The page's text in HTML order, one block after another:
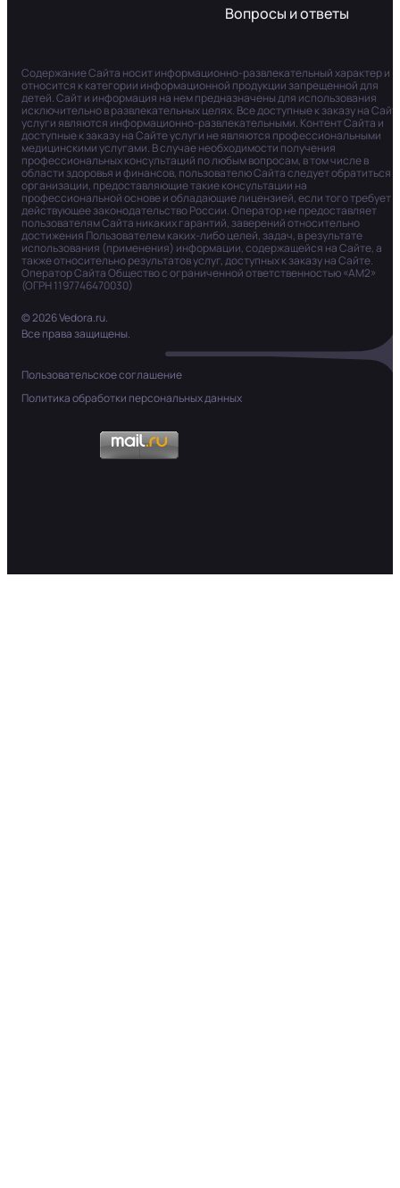
Вопросы и ответы
Содержание Сайта носит информационно-развлекательный характер и
относится к категории информационной продукции запрещенной для
детей. Сайт и информация на нем предназначены для использования
исключительно в развлекательных целях. Все доступные к заказу на
услуги являются информационно-развлекательными. Контент Сайта и
доступные к заказу на Сайте услуги не являются профессиональными
медицинскими услугами. В случае необходимости получения
профессиональных консультаций по любым вопросам, в том числе в
области здоровья и финансов, пользователю Сайта следует обратиться в
организации, предоставляющие такие консультации на
профессиональной основе и обладающие лицензией, если того требует
действующее законодательство России. Оператор не предоставляет
пользователям Сайта никаких гарантий, заверений относительно
достижения Пользователем каких-либо целей, задач, в результате
использования (применения) информации, содержащейся на Сайте, а
также относительно результатов услуг, доступных к заказу на Сайте.
Оператор Сайта Общество с ограниченной ответственностью «АМ2»
(ОГРН 1197746470030)
© 2026 Vedora.ru.
Все права защищены.
Пользовательское соглашение
Политика обработки персональных данных